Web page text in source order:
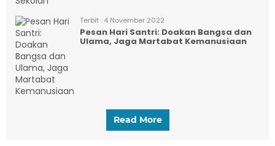
Terbit : 4 November 2022
Pesan Hari Santri: Doakan Bangsa dan
Ulama, Jaga Martabat Kemanusiaan
Read More